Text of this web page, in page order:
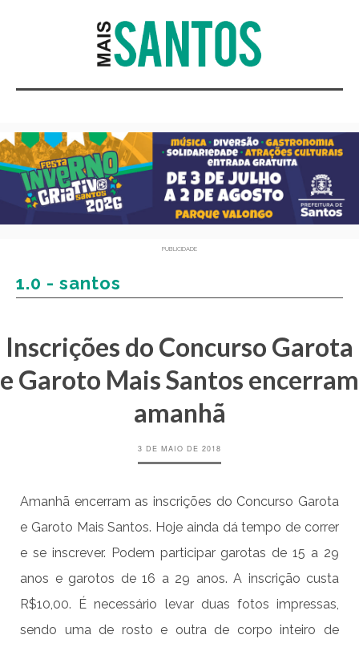
PUBLICIDADE
1.0 - santos
Inscrições do Concurso Garota
e Garoto Mais Santos encerram
amanhã
3 DE MAIO DE 2018
Amanhã encerram as inscrições do Concurso Garota
e Garoto Mais Santos. Hoje ainda dá tempo de correr
e se inscrever. Podem participar garotas de 15 a 29
anos e garotos de 16 a 29 anos. A inscrição custa
R$10,00. É necessário levar duas fotos impressas,
sendo uma de rosto e outra de corpo inteiro de